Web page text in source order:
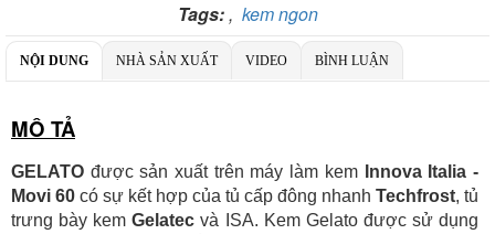
Ngân hàng TMCP Việt Nam Thịnh Vượng
Chi nhánh:
Chi nhánh VBbank Hà Nội
Chủ TK:
Nguyễn Văn Tuấn
Số TK:
222 899 001
Chủ TK:
Nguyễn Văn Tuấn
1986 883 888
Tags:, kem ngon
NỘI DUNG NHÀ SẢN XUẤT VIDEO BÌNH LUẬN
MÔ TẢ
GELATO được sản xuất trên máy làm kem
Innova Italia -
Movi 60 có sự kết hợp của tủ cấp đông nhanh Techfrost, tủ
trưng bày kemGelatec và ISA. Kem Gelato được sử dụng